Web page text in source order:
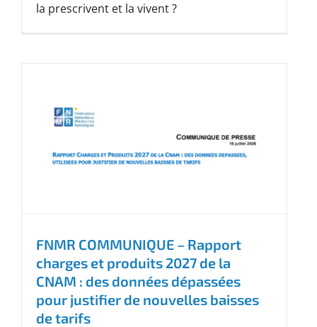
la prescrivent et la vivent ?
FNMR COMMUNIQUE – Rapport
charges et produits 2027 de la
CNAM : des données dépassées
pour justifier de nouvelles baisses
de tarifs